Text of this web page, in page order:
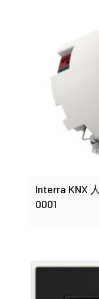
Interra KNX
0001